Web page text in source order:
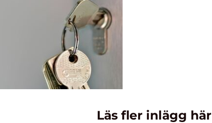
Läs fler inlägg här